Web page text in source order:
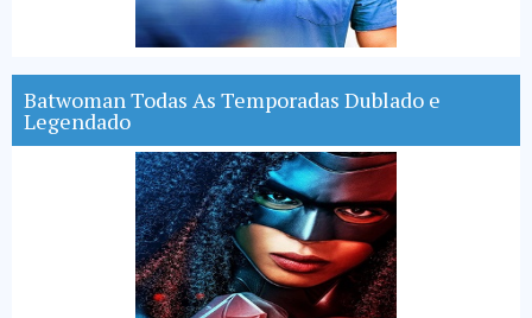
Batwoman Todas As Temporadas Dublado e
Legendado